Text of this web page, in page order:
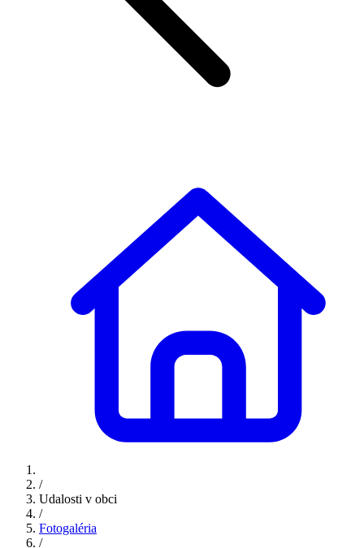
/
Udalosti v obci
/
Fotogaléria
/